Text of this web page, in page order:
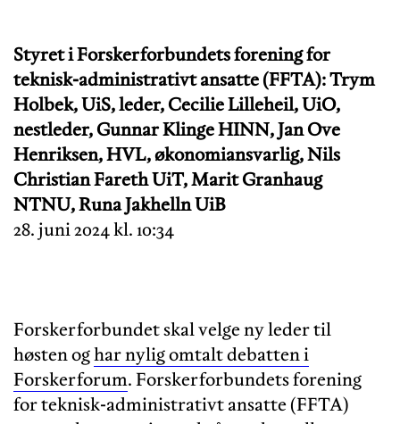
Styret i Forskerforbundets forening for
teknisk-administrativt ansatte (FFTA): Trym
Holbek, UiS, leder, Cecilie Lilleheil, UiO,
nestleder, Gunnar Klinge HINN, Jan Ove
Henriksen, HVL, økonomiansvarlig, Nils
Christian Fareth UiT, Marit Granhaug
NTNU, Runa Jakhelln UiB
28. juni 2024 kl. 10:34
Forskerforbundet skal velge ny leder til
høsten oghar nylig omtalt debatten i
Forskerforum. Forskerforbundets forening
for teknisk-administrativt ansatte (FFTA)